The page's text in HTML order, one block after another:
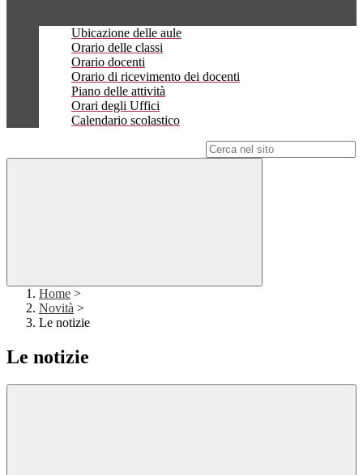
Ubicazione delle aule
Orario delle classi
Orario docenti
Orario di ricevimento dei docenti
Piano delle attività
Orari degli Uffici
Calendario scolastico
Home >
Novità >
Le notizie
Le notizie